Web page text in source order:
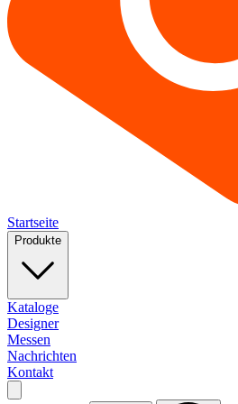
Startseite
Produkte
Kataloge
Designer
Messen
Nachrichten
Kontakt